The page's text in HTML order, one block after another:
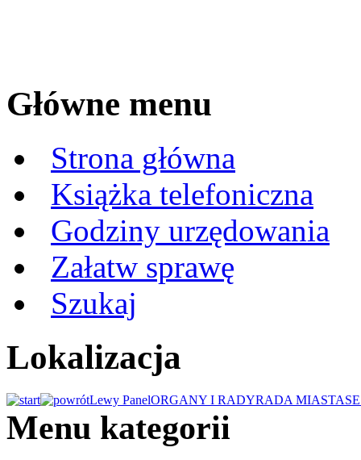
Główne menu
Strona główna
Książka telefoniczna
Godziny urzędowania
Załatw sprawę
Szukaj
Lokalizacja
Lewy PanelORGANY I RADYRADA MIASTA
Menu kategorii